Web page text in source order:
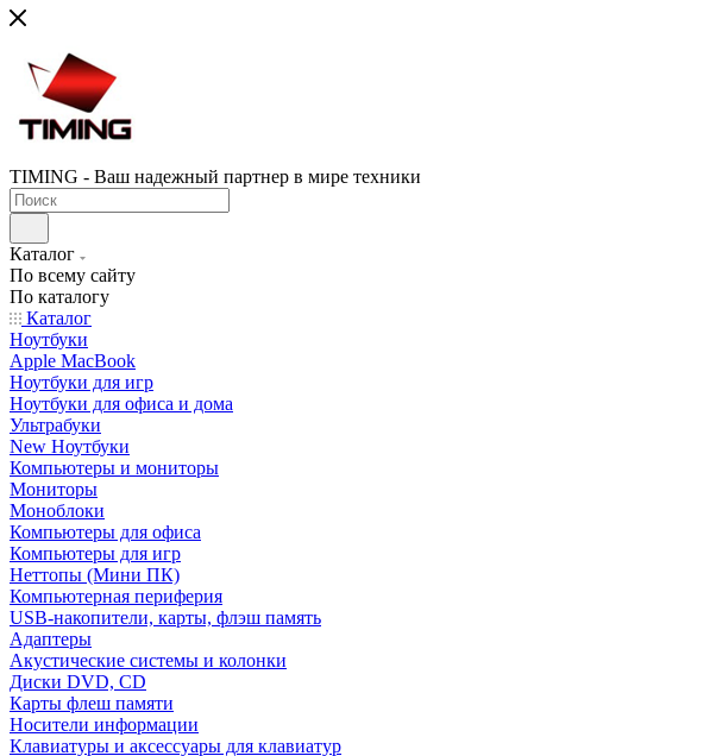
TIMING - Ваш надежный партнер в мире техники
Каталог
По всему сайту
По каталогу
Каталог
Ноутбуки
Apple MacBook
Ноутбуки для игр
Ноутбуки для офиса и дома
Ультрабуки
New Ноутбуки
Компьютеры и мониторы
Мониторы
Моноблоки
Компьютеры для офиса
Компьютеры для игр
Неттопы (Мини ПК)
Компьютерная периферия
USB-накопители, карты, флэш память
Адаптеры
Акустические системы и колонки
Диски DVD, CD
Карты флеш памяти
Носители информации
Клавиатуры и аксессуары для клавиатур